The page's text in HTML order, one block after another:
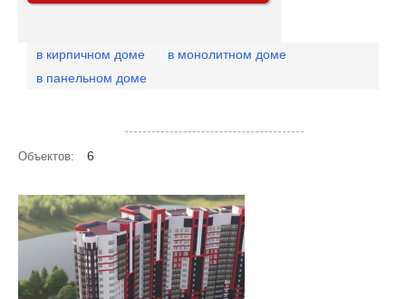
в кирпичном доме
в монолитном доме
в панельном доме
Объектов: 6